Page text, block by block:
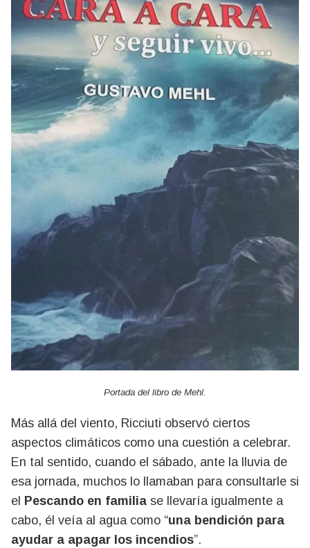
Portada del libro de Mehl.
Más allá del viento, Ricciuti observó ciertos
aspectos climáticos como una cuestión a celebrar.
En tal sentido, cuando el sábado, ante la lluvia de
esa jornada, muchos lo llamaban para consultarle si
el Pescando en familia se llevaría igualmente a
cabo, él veía al agua como “una bendición para
ayudar a apagar los incendios”.